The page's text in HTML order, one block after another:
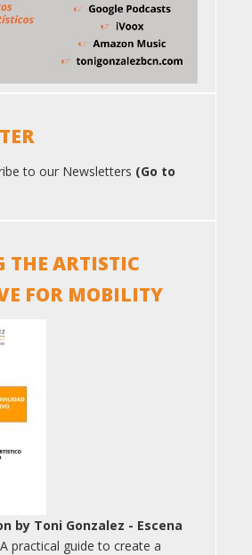
to our Newsletters (Go to
ARTISTIC
FOR MOBILITY
by Toni Gonzalez - Escena
A practical guide to create a